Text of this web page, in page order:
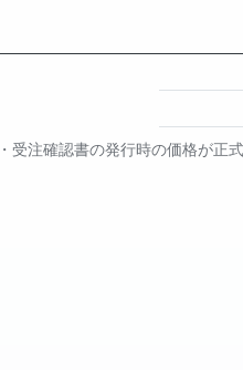
注確認書の発行時の価格が正式